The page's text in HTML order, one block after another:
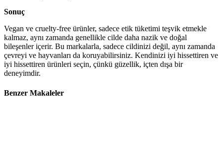
Sonuç
Vegan ve cruelty-free ürünler, sadece etik tüketimi teşvik etmekle
kalmaz, aynı zamanda genellikle cilde daha nazik ve doğal
bileşenler içerir. Bu markalarla, sadece cildinizi değil, aynı zamanda
çevreyi ve hayvanları da koruyabilirsiniz. Kendinizi iyi hissettiren ve
iyi hissettiren ürünleri seçin, çünkü güzellik, içten dışa bir
deneyimdir.
Benzer Makaleler